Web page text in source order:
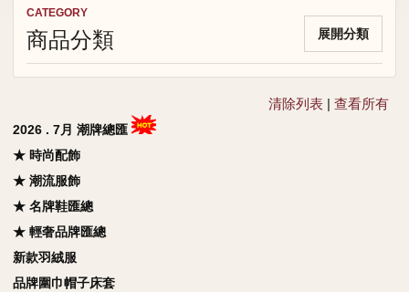
CATEGORY
商品分類 展開分類
清除列表 | 查看所有
2026 . 7月 潮牌總匯
★ 時尚配飾
★ 潮流服飾
★ 名牌鞋匯總
★ 輕奢品牌匯總
新款羽絨服
品牌圍巾帽子床套